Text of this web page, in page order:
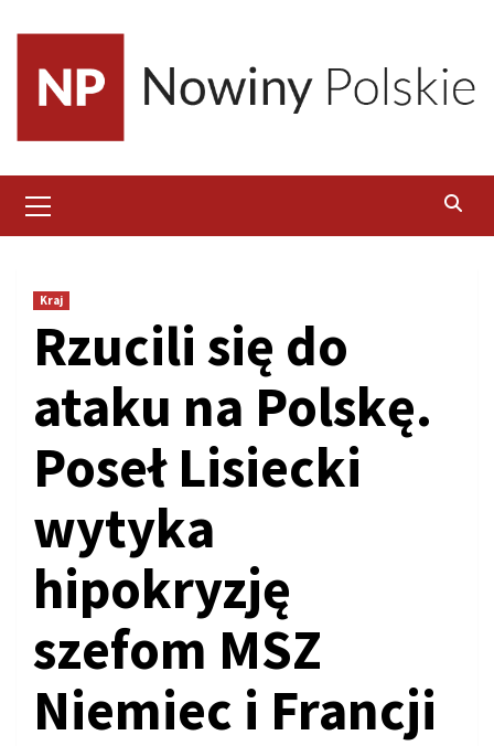
content
Menu
Kraj
Rzucili się do
ataku na Polskę.
Poseł Lisiecki
wytyka
hipokryzję
szefom MSZ
Niemiec i Francji